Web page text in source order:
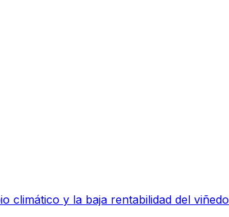
climático y la baja rentabilidad del viñedo